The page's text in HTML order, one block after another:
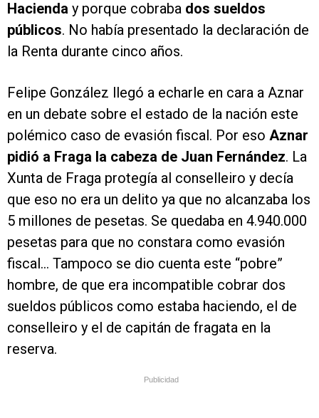
Hacienda y porque cobraba dos sueldos
públicos. No había presentado la declaración de
la Renta durante cinco años.
Felipe González llegó a echarle en cara a Aznar
en un debate sobre el estado de la nación este
polémico caso de evasión fiscal. Por eso Aznar
pidió a Fraga la cabeza de Juan Fernández. La
Xunta de Fraga protegía al conselleiro y decía
que eso no era un delito ya que no alcanzaba los
5 millones de pesetas. Se quedaba en 4.940.000
pesetas para que no constara como evasión
fiscal... Tampoco se dio cuenta este “pobre”
hombre, de que era incompatible cobrar dos
sueldos públicos como estaba haciendo, el de
conselleiro y el de capitán de fragata en la
reserva.
Publicidad